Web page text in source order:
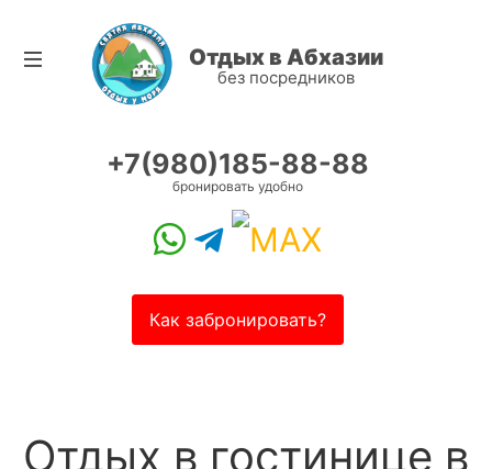
Отдых в Абхазии
без посредников
+7(980)185-88-88
бронировать удобно
Как забронировать?
Отдых в гостинице в